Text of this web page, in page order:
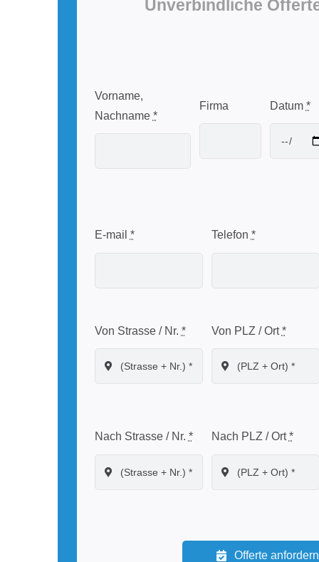
Unverbindliche
Vorname,
Nachname *
Firma Datum *
E-mail * Telefon *
Von Strasse / Nr. * Von PLZ / Ort*
Nach Strasse / Nr. * Nach PLZ / Ort*
Offerte anfordern